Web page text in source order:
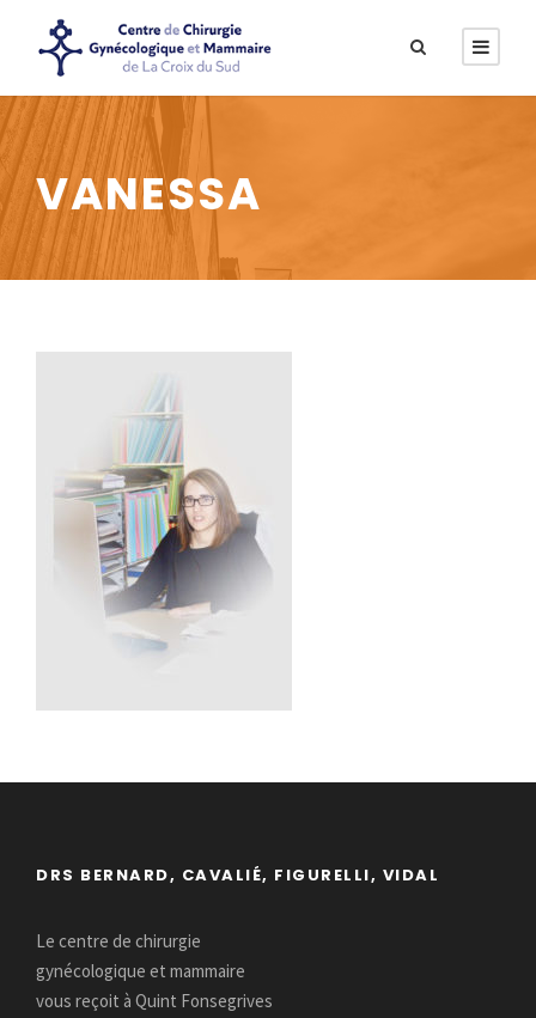
VANESSA
DRS BERNARD, CAVALIÉ, FIGURELLI, VIDAL
Le centre de chirurgie
gynécologique et mammaire
vous reçoit à Quint Fonsegrives